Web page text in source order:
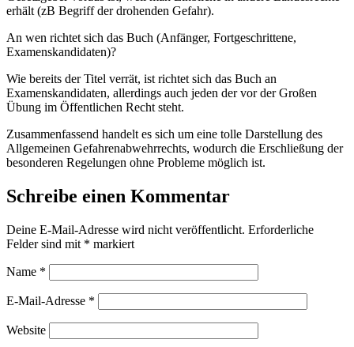
erhält (zB Begriff der drohenden Gefahr).
An wen richtet sich das Buch (Anfänger, Fortgeschrittene,
Examenskandidaten)?
Wie bereits der Titel verrät, ist richtet sich das Buch an
Examenskandidaten, allerdings auch jeden der vor der Großen
Übung im Öffentlichen Recht steht.
Zusammenfassend handelt es sich um eine tolle Darstellung des
Allgemeinen Gefahrenabwehrrechts, wodurch die Erschließung der
besonderen Regelungen ohne Probleme möglich ist.
Schreibe einen Kommentar
Deine E-Mail-Adresse wird nicht veröffentlicht. Erforderliche
Felder sind mit * markiert
Name *
E-Mail-Adresse *
Website